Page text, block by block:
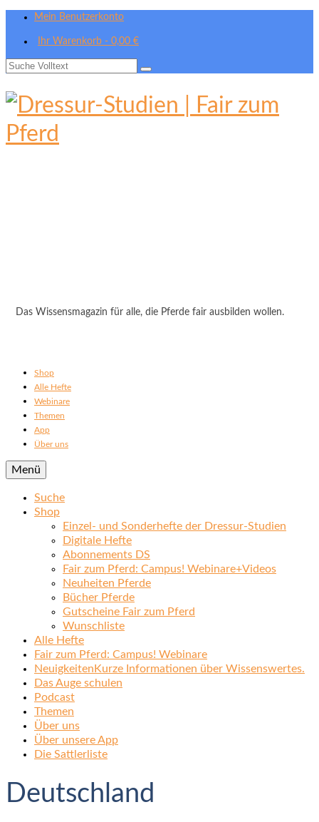
Mein Benutzerkonto
Ihr Warenkorb - 0,00 €
Suche
Das Wissensmagazin für alle, die Pferde fair ausbilden wollen.
Shop
Alle Hefte
Webinare
Themen
App
Über uns
Menü
Suche
Shop
Einzel- und Sonderhefte der Dressur-Studien
Digitale Hefte
Abonnements DS
Fair zum Pferd: Campus! Webinare+Videos
Neuheiten Pferde
Bücher Pferde
Gutscheine Fair zum Pferd
Wunschliste
Alle Hefte
Fair zum Pferd: Campus! Webinare
Neuigkeiten Kurze Informationen über Wissenswertes.
Das Auge schulen
Podcast
Themen
Über uns
Über unsere App
Die Sattlerliste
Deutschland